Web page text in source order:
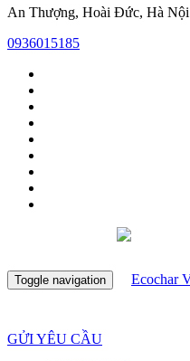
An Thượng, Hoài Đức, Hà Nội
0936015185
Toggle navigation
GỬI YÊU CẦU